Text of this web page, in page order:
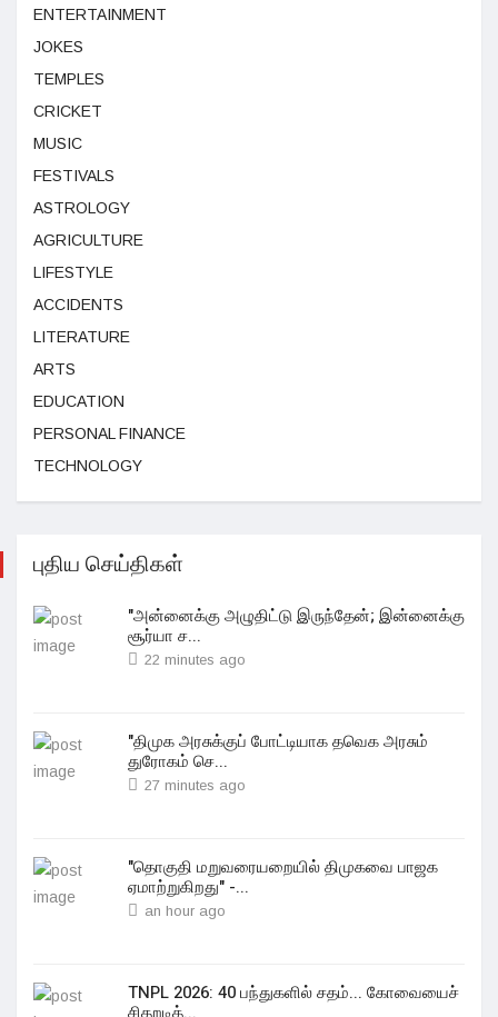
ENTERTAINMENT
JOKES
TEMPLES
CRICKET
MUSIC
FESTIVALS
ASTROLOGY
AGRICULTURE
LIFESTYLE
ACCIDENTS
LITERATURE
ARTS
EDUCATION
PERSONAL FINANCE
TECHNOLOGY
புதிய செய்திகள்
"அன்னைக்கு அழுதிட்டு இருந்தேன்; இன்னைக்கு
சூர்யா ச...
22 minutes ago
"திமுக அரசுக்குப் போட்டியாக தவெக அரசும்
துரோகம் செ...
27 minutes ago
"தொகுதி மறுவரையறையில் திமுகவை பாஜக
ஏமாற்றுகிறது" -...
an hour ago
TNPL 2026: 40 பந்துகளில் சதம்... கோவையைச்